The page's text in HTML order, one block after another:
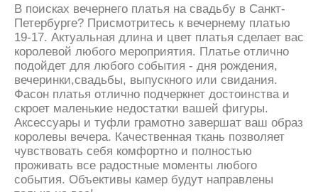
В поисках вечернего платья на свадьбу в Санкт-
Петербурге? Присмотритесь к вечернему платью
19-17. Актуальная длина и цвет платья сделает вас
королевой любого мероприятия. Платье отлично
подойдет для любого события - дня рождения,
вечеринки,свадьбы, выпускного или свидания.
Фасон платья отлично подчеркнет достоинства и
скроет маленькие недостатки вашей фигуры.
Аксессуары и туфли грамотно завершат ваш образ
королевы вечера. Качественная ткань позволяет
чувствовать себя комфортно и полностью
проживать все радостные моменты любого
события. Объективы камер будут направлены